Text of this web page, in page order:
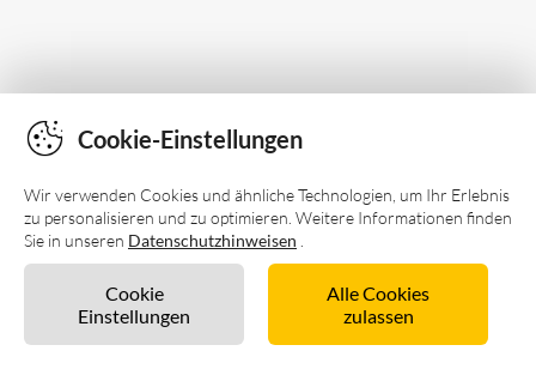
Unverbindlich anfragen
Cookie-Einstellungen
Wir verwenden Cookies und ähnliche Technologien, um Ihr Erlebnis
zu personalisieren und zu optimieren. Weitere Informationen finden
Sie in unseren Datenschutzhinweisen
Cookie
Einstellungen
Alle Cookies
zulassen